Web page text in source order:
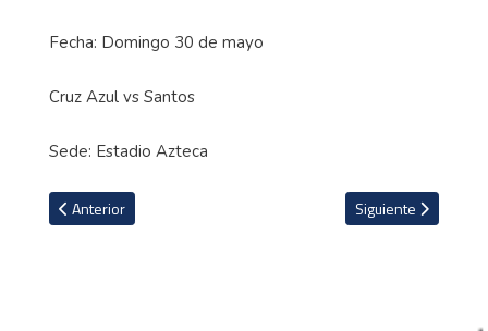
Fecha: Domingo 30 de mayo
Cruz Azul vs Santos
Sede: Estadio Azteca
Artículo anterior: Luis Enrique deja fuera de la Eurocopa a Sergio
Anterior Artículo siguiente:
Siguiente